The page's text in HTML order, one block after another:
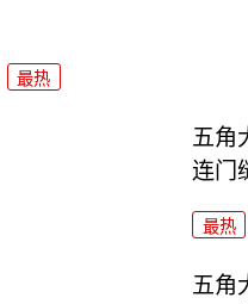
最热
五角
连门
最热
五角